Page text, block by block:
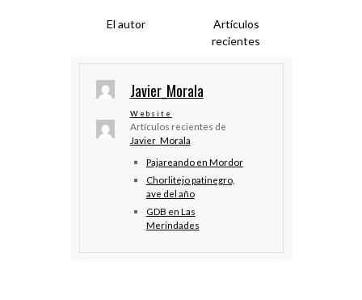
El autor
Artículos
recientes
Javier_Morala
Website
Artículos recientes de
Javier_Morala
Pajareando en Mordor
Chorlitejo patinegro,
ave del año
GDB en Las
Merindades